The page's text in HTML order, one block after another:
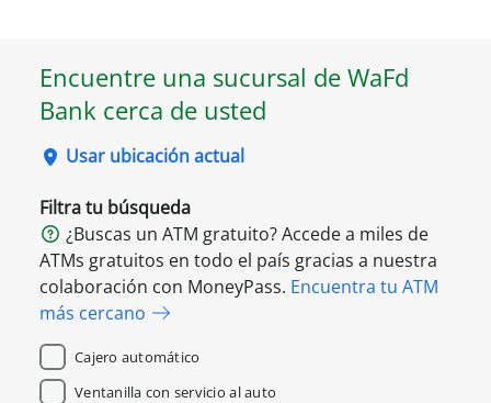
Encuentre una sucursal de WaFd
Bank cerca de usted
Usar ubicación actual
Filtra tu búsqueda
¿Buscas un ATM gratuito? Accede a miles de
ATMs gratuitos en todo el país gracias a nuestra
colaboración con MoneyPass. Encuentra tu ATM
más cercano
Cajero automático
Ventanilla con servicio al auto